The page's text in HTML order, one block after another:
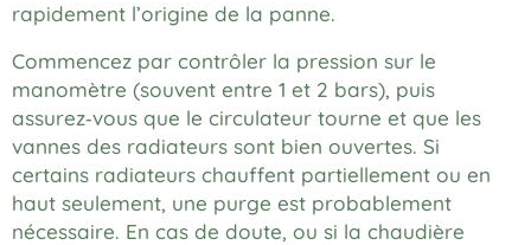
rapidement l’origine de la panne.
Commencez par contrôler la pression sur le
manomètre (souvent entre 1 et 2 bars), puis
assurez‑vous que le circulateur tourne et que les
vannes des radiateurs sont bien ouvertes. Si
certains radiateurs chauffent partiellement ou en
haut seulement, une purge est probablement
nécessaire. En cas de doute, ou si la chaudière